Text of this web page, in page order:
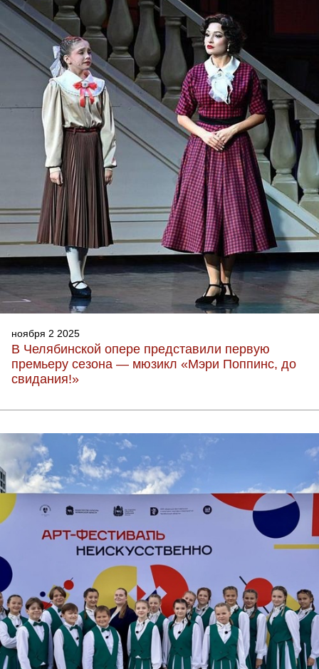
ноября 2 2025
В Челябинской опере представили первую
премьеру сезона — мюзикл «Мэри Поппинс, до
свидания!»